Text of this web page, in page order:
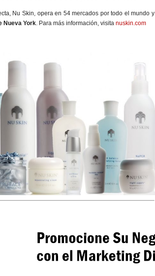
Nu Skin, opera en 54 mercados por todo el mundo y
Nueva York. Para más información, visita nuskin.com